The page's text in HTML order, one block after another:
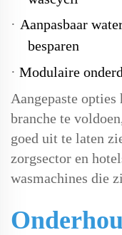
· Aanpasbaar
besparen
· Modulaire
Aangepaste
branche te
goed uit te laten
zorgsector en
wasmachines die